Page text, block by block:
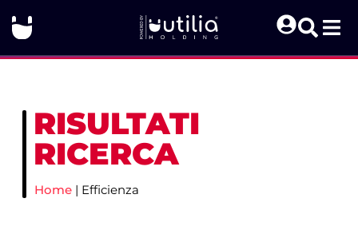
RISULTATI
RICERCA
Home | Efficienza